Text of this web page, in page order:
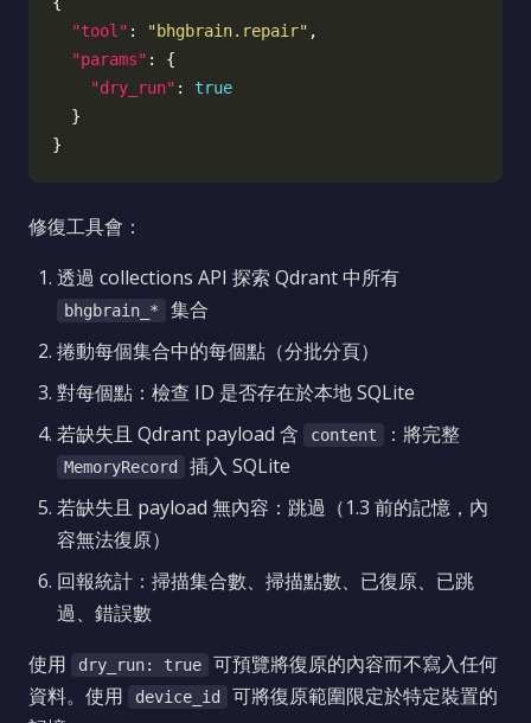
"tool" : "bhgbrain.repair"
"params"
"dry_run" : true
修復工具會：
透過 collections API 探索 Qdrant 中所有
bhgbrain_*
集合
捲動每個集合中的每個點（分批分頁）
對每個點：檢查 ID 是否存在於本地 SQLite
若缺失且 Qdrant payload 含
content ：將完整
MemoryRecord
插入 SQLite
若缺失且 payload 無內容：跳過（1.3 前的記憶，內
容無法復原）
回報統計：掃描集合數、掃描點數、已復原、已跳
過、錯誤數
使用
dry_run: true
可預覽將復原的內容而不寫入任何
資料。使用
device_id
可將復原範圍限定於特定裝置的